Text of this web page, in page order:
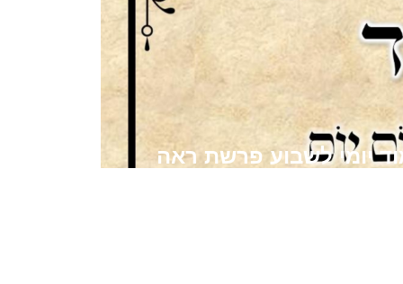
יומי לשבוע פרשת ראה